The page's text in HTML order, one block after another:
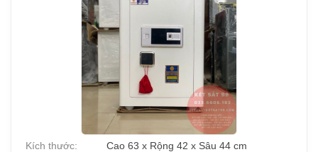
Kích thước:
Cao 63 x Rộng 42 x Sâu 44 cm